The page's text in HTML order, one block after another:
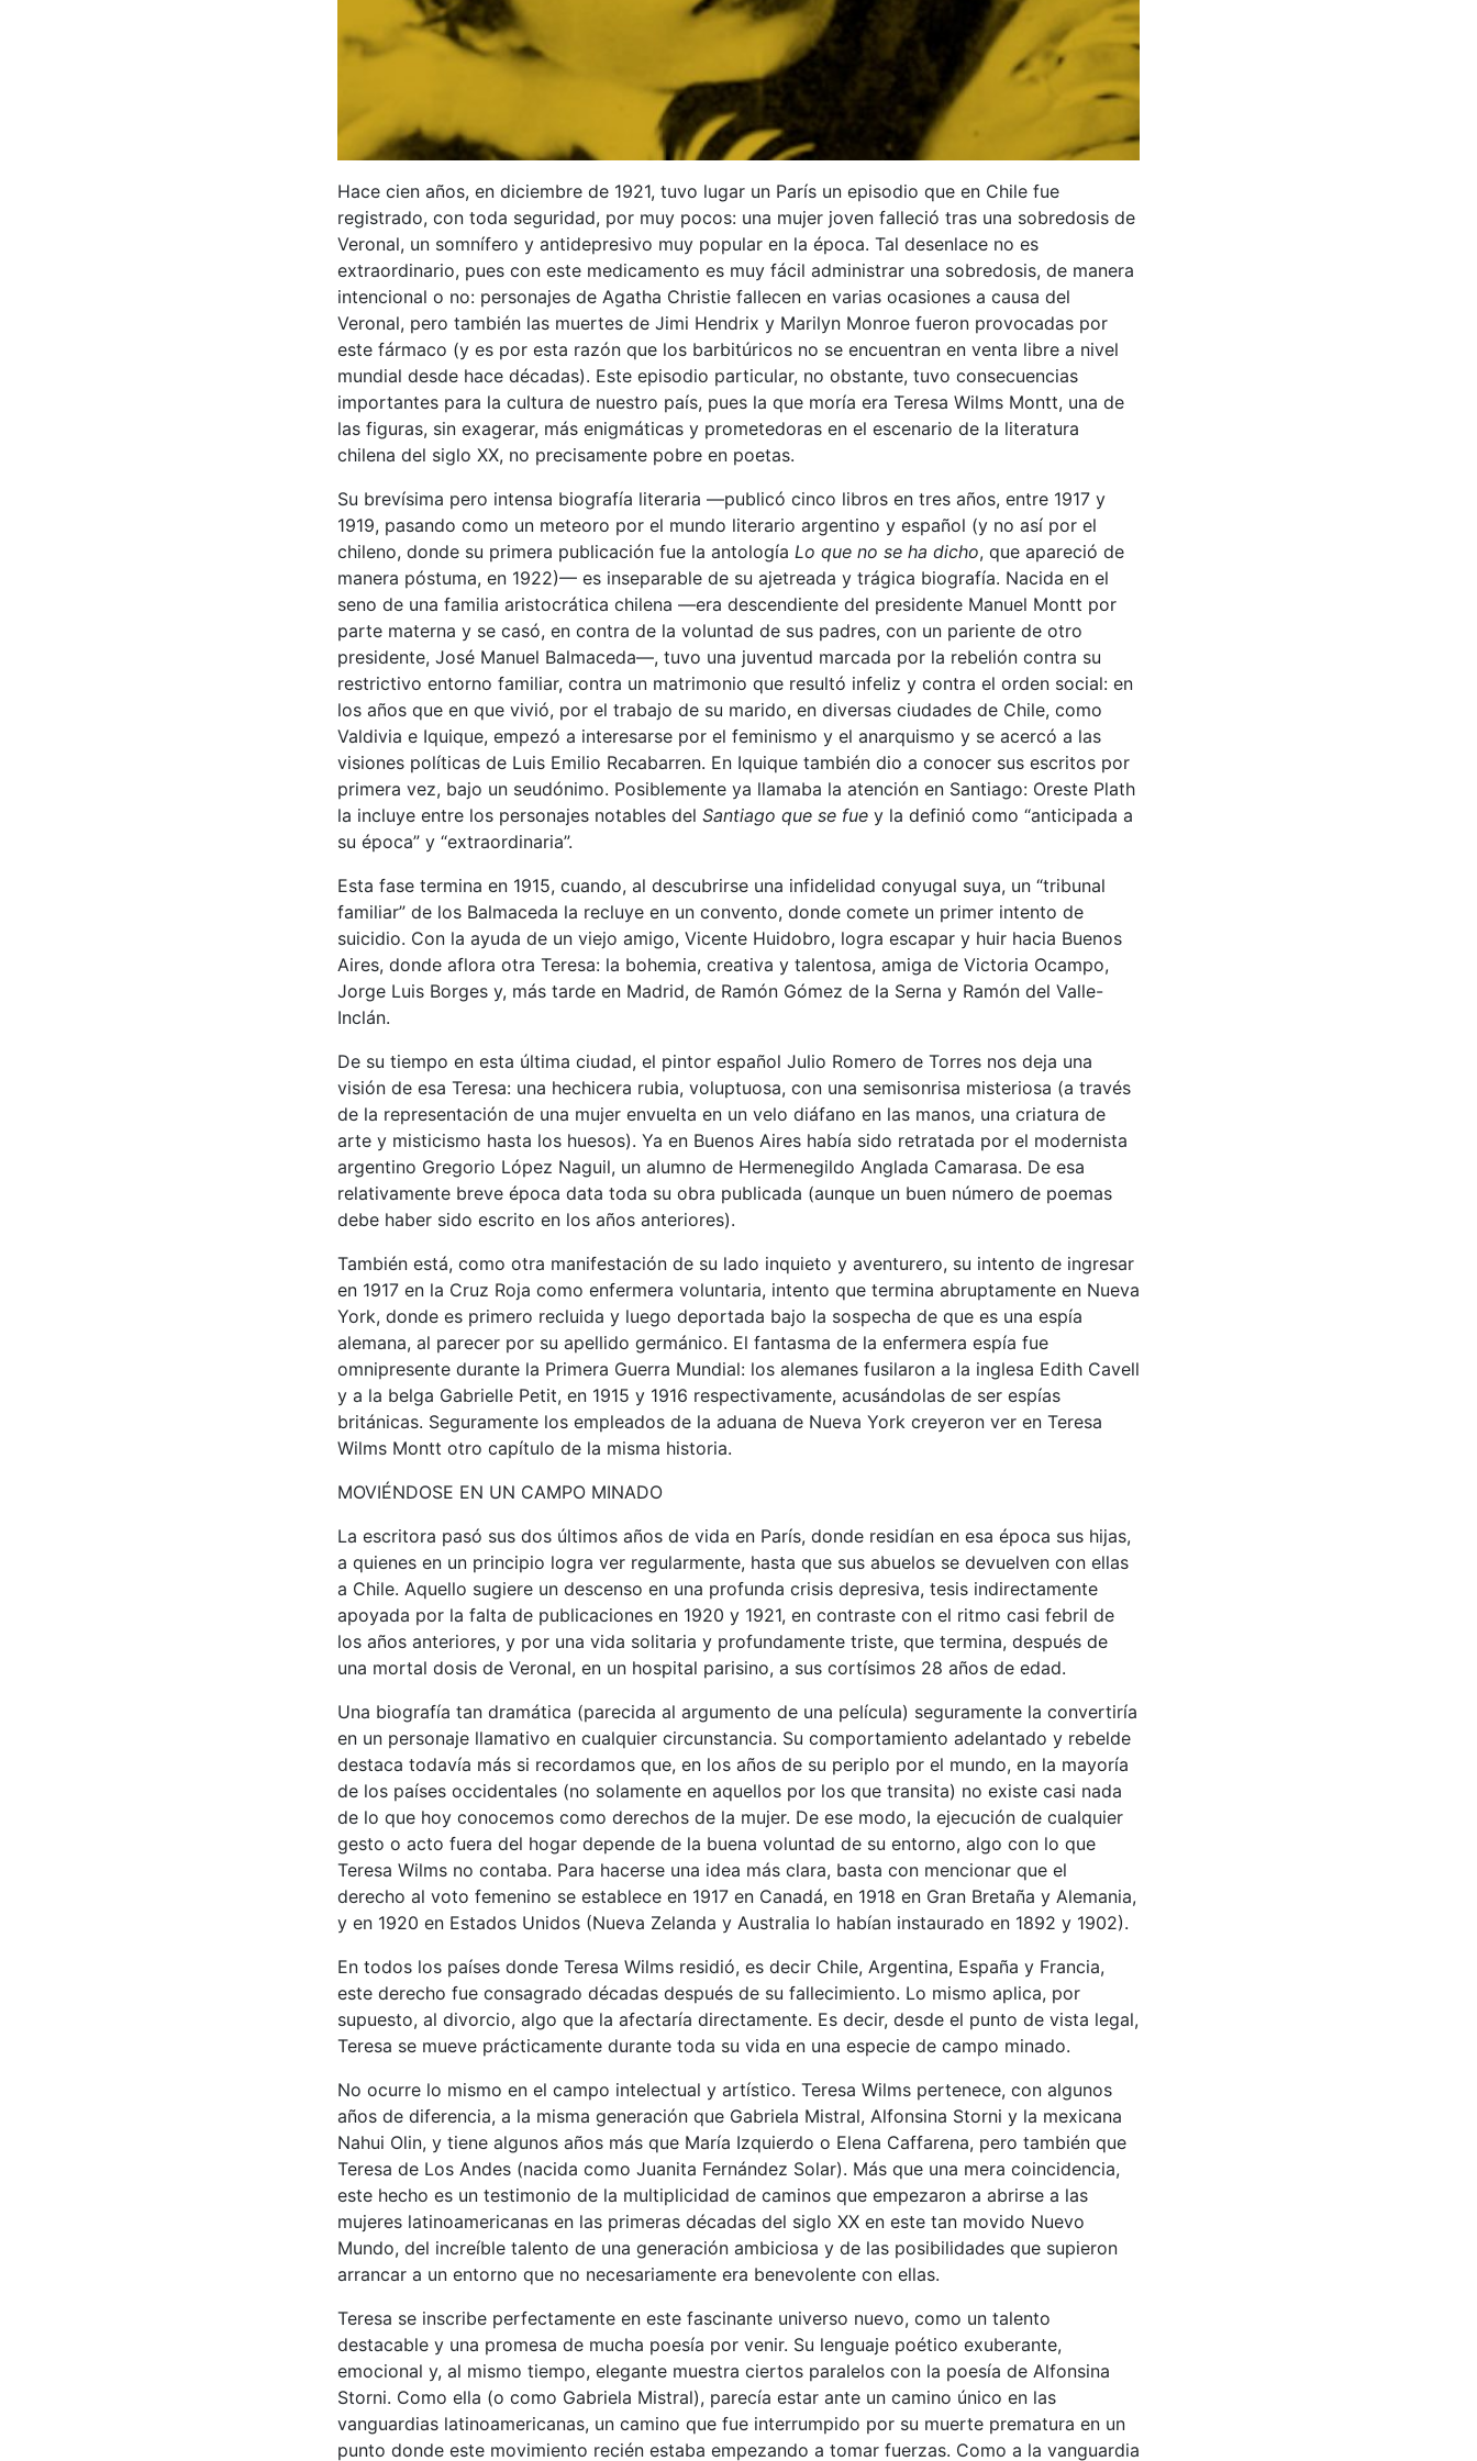
Hace cien años, en diciembre de 1921, tuvo lugar un París un episodio que en Chile fue
registrado, con toda seguridad, por muy pocos: una mujer joven falleció tras una sobredosis de
Veronal, un somnífero y antidepresivo muy popular en la época. Tal desenlace no es
extraordinario, pues con este medicamento es muy fácil administrar una sobredosis, de manera
intencional o no: personajes de Agatha Christie fallecen en varias ocasiones a causa del
Veronal, pero también las muertes de Jimi Hendrix y Marilyn Monroe fueron provocadas por
este fármaco (y es por esta razón que los barbitúricos no se encuentran en venta libre a nivel
mundial desde hace décadas). Este episodio particular, no obstante, tuvo consecuencias
importantes para la cultura de nuestro país, pues la que moría era Teresa Wilms Montt, una de
las figuras, sin exagerar, más enigmáticas y prometedoras en el escenario de la literatura
chilena del siglo XX, no precisamente pobre en poetas.
Su brevísima pero intensa biografía literaria —publicó cinco libros en tres años, entre 1917 y
1919, pasando como un meteoro por el mundo literario argentino y español (y no así por el
chileno, donde su primera publicación fue la antología Lo que no se ha dicho, que apareció de
manera póstuma, en 1922)— es inseparable de su ajetreada y trágica biografía. Nacida en el
seno de una familia aristocrática chilena —era descendiente del presidente Manuel Montt por
parte materna y se casó, en contra de la voluntad de sus padres, con un pariente de otro
presidente, José Manuel Balmaceda—, tuvo una juventud marcada por la rebelión contra su
restrictivo entorno familiar, contra un matrimonio que resultó infeliz y contra el orden social: en
los años que en que vivió, por el trabajo de su marido, en diversas ciudades de Chile, como
Valdivia e Iquique, empezó a interesarse por el feminismo y el anarquismo y se acercó a las
visiones políticas de Luis Emilio Recabarren. En Iquique también dio a conocer sus escritos por
primera vez, bajo un seudónimo. Posiblemente ya llamaba la atención en Santiago: Oreste Plath
la incluye entre los personajes notables del Santiago que se fue y la definió como “anticipada a
su época” y “extraordinaria”.
Esta fase termina en 1915, cuando, al descubrirse una infidelidad conyugal suya, un “tribunal
familiar” de los Balmaceda la recluye en un convento, donde comete un primer intento de
suicidio. Con la ayuda de un viejo amigo, Vicente Huidobro, logra escapar y huir hacia Buenos
Aires, donde aflora otra Teresa: la bohemia, creativa y talentosa, amiga de Victoria Ocampo,
Jorge Luis Borges y, más tarde en Madrid, de Ramón Gómez de la Serna y Ramón del Valle-
Inclán.
De su tiempo en esta última ciudad, el pintor español Julio Romero de Torres nos deja una
visión de esa Teresa: una hechicera rubia, voluptuosa, con una semisonrisa misteriosa (a través
de la representación de una mujer envuelta en un velo diáfano en las manos, una criatura de
arte y misticismo hasta los huesos). Ya en Buenos Aires había sido retratada por el modernista
argentino Gregorio López Naguil, un alumno de Hermenegildo Anglada Camarasa. De esa
relativamente breve época data toda su obra publicada (aunque un buen número de poemas
debe haber sido escrito en los años anteriores).
También está, como otra manifestación de su lado inquieto y aventurero, su intento de ingresar
en 1917 en la Cruz Roja como enfermera voluntaria, intento que termina abruptamente en Nueva
York, donde es primero recluida y luego deportada bajo la sospecha de que es una espía
alemana, al parecer por su apellido germánico. El fantasma de la enfermera espía fue
omnipresente durante la Primera Guerra Mundial: los alemanes fusilaron a la inglesa Edith Cavell
y a la belga Gabrielle Petit, en 1915 y 1916 respectivamente, acusándolas de ser espías
británicas. Seguramente los empleados de la aduana de Nueva York creyeron ver en Teresa
Wilms Montt otro capítulo de la misma historia.
MOVIÉNDOSE EN UN CAMPO MINADO
La escritora pasó sus dos últimos años de vida en París, donde residían en esa época sus hijas,
a quienes en un principio logra ver regularmente, hasta que sus abuelos se devuelven con ellas
a Chile. Aquello sugiere un descenso en una profunda crisis depresiva, tesis indirectamente
apoyada por la falta de publicaciones en 1920 y 1921, en contraste con el ritmo casi febril de
los años anteriores, y por una vida solitaria y profundamente triste, que termina, después de
una mortal dosis de Veronal, en un hospital parisino, a sus cortísimos 28 años de edad.
Una biografía tan dramática (parecida al argumento de una película) seguramente la convertiría
en un personaje llamativo en cualquier circunstancia. Su comportamiento adelantado y rebelde
destaca todavía más si recordamos que, en los años de su periplo por el mundo, en la mayoría
de los países occidentales (no solamente en aquellos por los que transita) no existe casi nada
de lo que hoy conocemos como derechos de la mujer. De ese modo, la ejecución de cualquier
gesto o acto fuera del hogar depende de la buena voluntad de su entorno, algo con lo que
Teresa Wilms no contaba. Para hacerse una idea más clara, basta con mencionar que el
derecho al voto femenino se establece en 1917 en Canadá, en 1918 en Gran Bretaña y Alemania,
y en 1920 en Estados Unidos (Nueva Zelanda y Australia lo habían instaurado en 1892 y 1902).
En todos los países donde Teresa Wilms residió, es decir Chile, Argentina, España y Francia,
este derecho fue consagrado décadas después de su fallecimiento. Lo mismo aplica, por
supuesto, al divorcio, algo que la afectaría directamente. Es decir, desde el punto de vista legal,
Teresa se mueve prácticamente durante toda su vida en una especie de campo minado.
No ocurre lo mismo en el campo intelectual y artístico. Teresa Wilms pertenece, con algunos
años de diferencia, a la misma generación que Gabriela Mistral, Alfonsina Storni y la mexicana
Nahui Olin, y tiene algunos años más que María Izquierdo o Elena Caffarena, pero también que
Teresa de Los Andes (nacida como Juanita Fernández Solar). Más que una mera coincidencia,
este hecho es un testimonio de la multiplicidad de caminos que empezaron a abrirse a las
mujeres latinoamericanas en las primeras décadas del siglo XX en este tan movido Nuevo
Mundo, del increíble talento de una generación ambiciosa y de las posibilidades que supieron
arrancar a un entorno que no necesariamente era benevolente con ellas.
Teresa se inscribe perfectamente en este fascinante universo nuevo, como un talento
destacable y una promesa de mucha poesía por venir. Su lenguaje poético exuberante,
emocional y, al mismo tiempo, elegante muestra ciertos paralelos con la poesía de Alfonsina
Storni. Como ella (o como Gabriela Mistral), parecía estar ante un camino único en las
vanguardias latinoamericanas, un camino que fue interrumpido por su muerte prematura en un
punto donde este movimiento recién estaba empezando a tomar fuerzas. Como a la vanguardia